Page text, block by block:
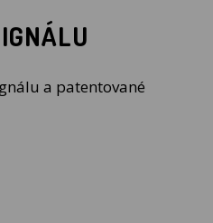
a patentované